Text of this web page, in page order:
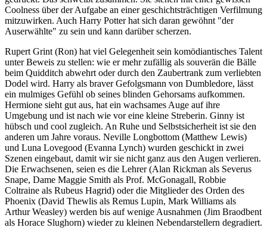
Coolness über der Aufgabe an einer geschichtsträchtigen Verfilmung
mitzuwirken. Auch Harry Potter hat sich daran gewöhnt "der
Auserwählte" zu sein und kann darüber scherzen.
Rupert Grint (Ron) hat viel Gelegenheit sein komödiantisches Talent
unter Beweis zu stellen: wie er mehr zufällig als souverän die Bälle
beim Quidditch abwehrt oder durch den Zaubertrank zum verliebten
Dodel wird. Harry als braver Gefolgsmann von Dumbledore, lässt
ein mulmiges Gefühl ob seines blinden Gehorsams aufkommen.
Hermione sieht gut aus, hat ein wachsames Auge auf ihre
Umgebung und ist nach wie vor eine kleine Streberin. Ginny ist
hübsch und cool zugleich. An Ruhe und Selbstsicherheit ist sie den
anderen um Jahre voraus. Neville Longbottom (Matthew Lewis)
und Luna Lovegood (Evanna Lynch) wurden geschickt in zwei
Szenen eingebaut, damit wir sie nicht ganz aus den Augen verlieren.
Die Erwachsenen, seien es die Lehrer (Alan Rickman als Severus
Snape, Dame Maggie Smith als Prof. McGonagall, Robbie
Coltraine als Rubeus Hagrid) oder die Mitglieder des Orden des
Phoenix (David Thewlis als Remus Lupin, Mark Williams als
Arthur Weasley) werden bis auf wenige Ausnahmen (Jim Braodbent
als Horace Slughorn) wieder zu kleinen Nebendarstellern degradiert.